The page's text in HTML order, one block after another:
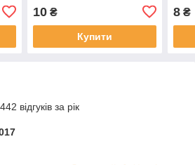
10₴
Купити
8 ₴
відгуків за рік